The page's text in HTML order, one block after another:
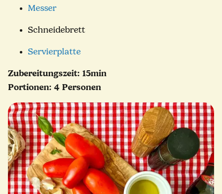
Messer
Schneidebrett
Servierplatte
Zubereitungszeit: 15min
Portionen: 4 Personen